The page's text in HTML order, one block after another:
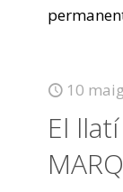
10
El
MARQ